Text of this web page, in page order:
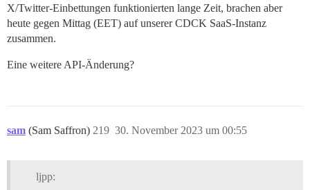
X/Twitter-Einbettungen funktionierten lange Zeit, brachen aber
heute gegen Mittag (EET) auf unserer CDCK SaaS-Instanz
zusammen.
Eine weitere API-Änderung?
sam (Sam Saffron) 30. November 2023 um 00:55
219
ljpp: